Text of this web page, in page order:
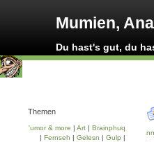
Mumien,
Du hast's gut, du
Themen
'umor & more | Art | Brainphuq
| Fernseh | Gelesn | Gulp |